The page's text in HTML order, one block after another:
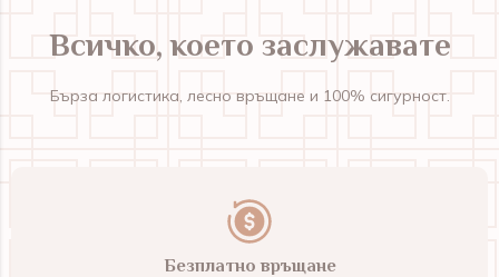
Всичко, което заслужавате
Бърза логистика, лесно връщане и 100% сигурност.
Безплатно връщане